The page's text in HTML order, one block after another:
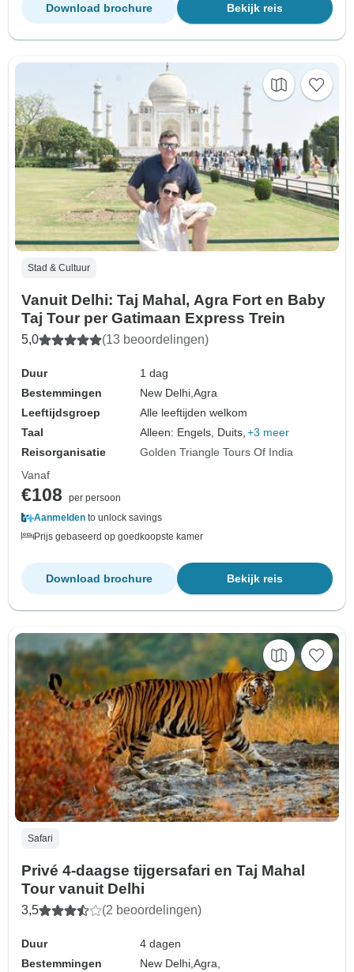
Bekijk reis
Download brochure
Stad & Cultuur
Vanuit Delhi: Taj Mahal, Agra Fort en Baby
Taj Tour per Gatimaan Express Trein
5,0 (13 beoordelingen)
Duur
1 dag
Bestemmingen
New Delhi,Agra
Leeftijdsgroep
Alle leeftijden welkom
Taal
Alleen: Engels, Duits, +3 meer
Reisorganisatie
Golden Triangle Tours Of India
Vanaf
€108
per persoon
Aanmelden to unlock savings
Prijs gebaseerd op goedkoopste kamer
Bekijk reis
Download brochure
Safari
Privé 4-daagse tijgersafari en Taj Mahal
Tour vanuit Delhi
3,5 (2 beoordelingen)
Duur
4 dagen
Bestemmingen
New Delhi,Agra,